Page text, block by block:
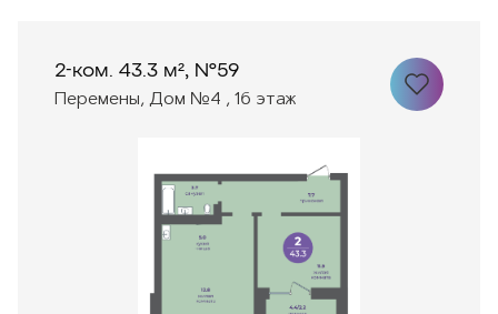
2-ком. 43.3 м², №59
Перемены, Дом №4 , 16 этаж